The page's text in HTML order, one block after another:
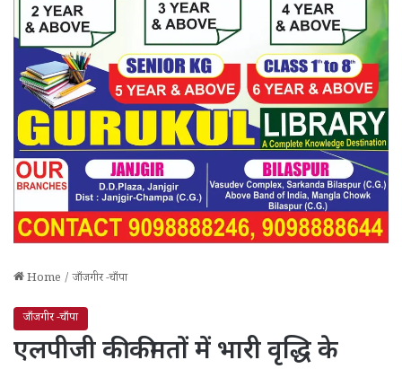
Home / जाँजगीर -चाँपा
जाँजगीर -चाँपा
एलपीजी की कीमतों में भारी वृद्धि के